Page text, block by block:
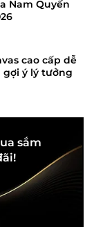
Nam Quyến
cao cấp dễ
gợi ý lý tưởng
sắm